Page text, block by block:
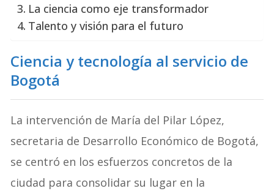
La ciencia como eje transformador
Talento y visión para el futuro
Ciencia y tecnología al servicio de
Bogotá
La intervención de María del Pilar López,
secretaria de Desarrollo Económico de Bogotá,
se centró en los esfuerzos concretos de la
ciudad para consolidar su lugar en la